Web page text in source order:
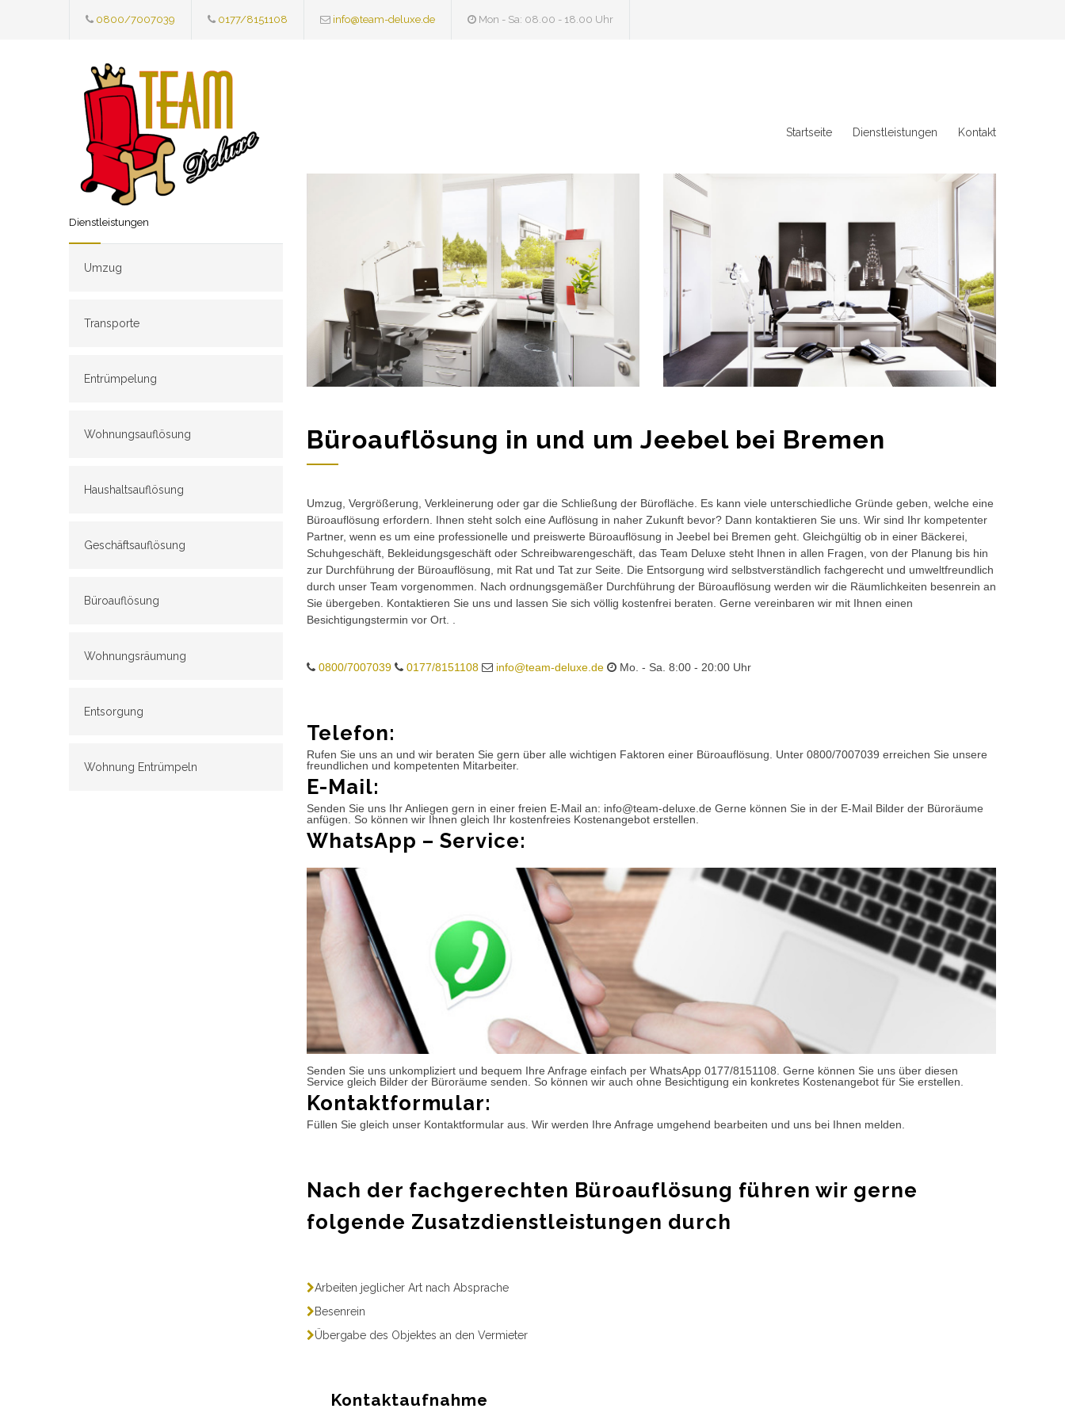
0800/7007039 0177/8151108 info@team-deluxe.de Mon - Sa: 08.00 - 18.00 Uhr
Startseite Dienstleistungen Kontakt
Dienstleistungen
Umzug
Transporte
Entrümpelung
Wohnungsauflösung
Haushaltsauflösung
Geschäftsauflösung
Büroauflösung
Wohnungsräumung
Entsorgung
Wohnung Entrümpeln
Büroauflösung in und um Jeebel bei Bremen
Umzug, Vergrößerung, Verkleinerung oder gar die Schließung der Bürofläche. Es kann viele unterschiedliche Gründe geben, welche eine
Büroauflösung erfordern. Ihnen steht solch eine Auflösung in naher Zukunft bevor? Dann kontaktieren Sie uns. Wir sind Ihr kompetenter
Partner, wenn es um eine professionelle und preiswerte Büroauflösung in Jeebel bei Bremen geht. Gleichgültig ob in einer Bäckerei,
Schuhgeschäft, Bekleidungsgeschäft oder Schreibwarengeschäft, das Team Deluxe steht Ihnen in allen Fragen, von der Planung bis hin
zur Durchführung der Büroauflösung, mit Rat und Tat zur Seite. Die Entsorgung wird selbstverständlich fachgerecht und umweltfreundlich
durch unser Team vorgenommen. Nach ordnungsgemäßer Durchführung der Büroauflösung werden wir die Räumlichkeiten besenrein an
Sie übergeben. Kontaktieren Sie uns und lassen Sie sich völlig kostenfrei beraten. Gerne vereinbaren wir mit Ihnen einen
Besichtigungstermin vor Ort. .
0800/7007039 0177/8151108 info@team-deluxe.de Mo. - Sa. 8:00 - 20:00 Uhr
Telefon:
Rufen Sie uns an und wir beraten Sie gern über alle wichtigen Faktoren einer Büroauflösung. Unter 0800/7007039 erreichen Sie unsere
freundlichen und kompetenten Mitarbeiter.
E-Mail:
Senden Sie uns Ihr Anliegen gern in einer freien E-Mail an: info@team-deluxe.de Gerne können Sie in der E-Mail Bilder der Büroräume
anfügen. So können wir Ihnen gleich Ihr kostenfreies Kostenangebot erstellen.
WhatsApp – Service:
Senden Sie uns unkompliziert und bequem Ihre Anfrage einfach per WhatsApp 0177/8151108. Gerne können Sie uns über diesen
Service gleich Bilder der Büroräume senden. So können wir auch ohne Besichtigung ein konkretes Kostenangebot für Sie erstellen.
Kontaktformular:
Füllen Sie gleich unser Kontaktformular aus. Wir werden Ihre Anfrage umgehend bearbeiten und uns bei Ihnen melden.
Nach der fachgerechten Büroauflösung führen wir gerne
folgende Zusatzdienstleistungen durch
Arbeiten jeglicher Art nach Absprache
Besenrein
Übergabe des Objektes an den Vermieter
Kontaktaufnahme